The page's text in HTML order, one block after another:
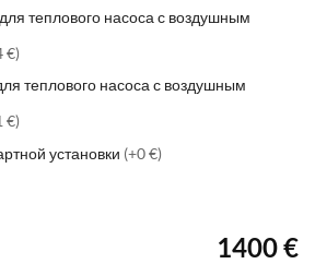
теплового насоса с воздушным
€)
теплового насоса с воздушным
€)
установки (+0 €)
1400 €